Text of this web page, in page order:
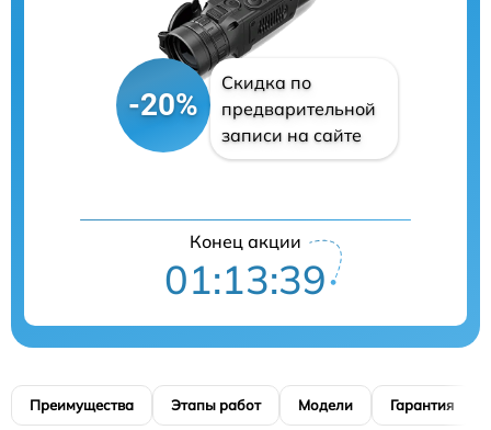
-20%
Скидка по
предварительной
записи на сайте
Конец акции
01:13:38
Преимущества Этапы работ Модели Гарантия